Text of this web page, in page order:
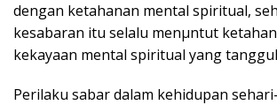
dengan ketahanan mental spiritual,
kesabaran itu selalu menµntut
kekayaan mental spiritual yang
Perilaku sabar dalam kehidupan